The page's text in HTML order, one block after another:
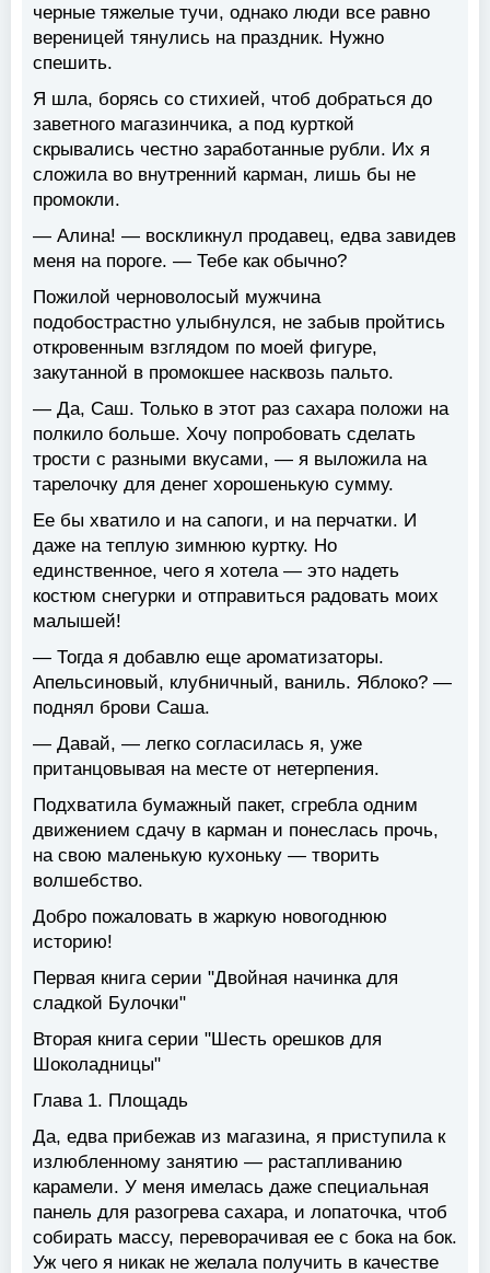
черные тяжелые тучи, однако люди все равно
вереницей тянулись на праздник. Нужно
спешить.
Я шла, борясь со стихией, чтоб добраться до
заветного магазинчика, а под курткой
скрывались честно заработанные рубли. Их я
сложила во внутренний карман, лишь бы не
промокли.
— Алина! — воскликнул продавец, едва завидев
меня на пороге. — Тебе как обычно?
Пожилой черноволосый мужчина
подобострастно улыбнулся, не забыв пройтись
откровенным взглядом по моей фигуре,
закутанной в промокшее насквозь пальто.
— Да, Саш. Только в этот раз сахара положи на
полкило больше. Хочу попробовать сделать
трости с разными вкусами, — я выложила на
тарелочку для денег хорошенькую сумму.
Ее бы хватило и на сапоги, и на перчатки. И
даже на теплую зимнюю куртку. Но
единственное, чего я хотела — это надеть
костюм снегурки и отправиться радовать моих
малышей!
— Тогда я добавлю еще ароматизаторы.
Апельсиновый, клубничный, ваниль. Яблоко? —
поднял брови Саша.
— Давай, — легко согласилась я, уже
пританцовывая на месте от нетерпения.
Подхватила бумажный пакет, сгребла одним
движением сдачу в карман и понеслась прочь,
на свою маленькую кухоньку — творить
волшебство.
Добро пожаловать в жаркую новогоднюю
историю!
Первая книга серии "Двойная начинка для
сладкой Булочки"
Вторая книга серии "Шесть орешков для
Шоколадницы"
Глава 1. Площадь
Да, едва прибежав из магазина, я приступила к
излюбленному занятию — растапливанию
карамели. У меня имелась даже специальная
панель для разогрева сахара, и лопаточка, чтоб
собирать массу, переворачивая ее с бока на бок.
Уж чего я никак не желала получить в качестве